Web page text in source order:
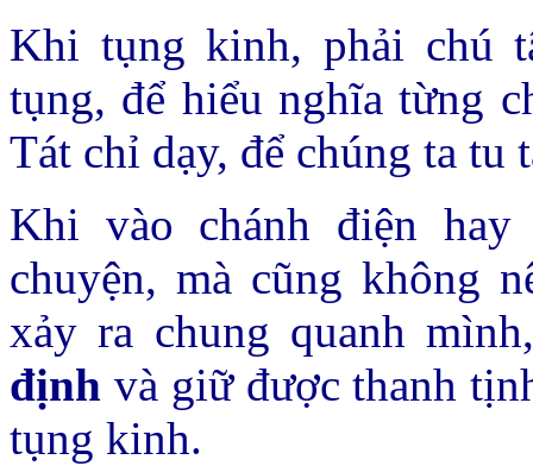
Khi tụng kinh, phải chú
tụng, để hiểu nghĩa từng
Tát chỉ dạy, để chúng ta tu
Khi vào chánh điện
chuyện, mà cũng không
xảy ra chung quanh
định và giữ được thanh
tụng kinh.